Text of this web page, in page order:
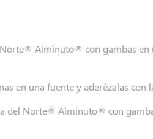
Norte® Alminuto® con gambas
en una fuente y aderézalas con
del Norte® Alminuto® con